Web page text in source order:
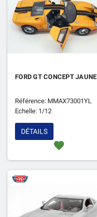
FORD GT CONCEPT JAUNE
Référence: MMAX73001YL
Echelle: 1/12
favorite
DÉTAILS